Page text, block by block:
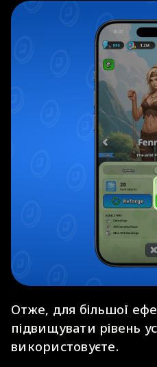
Отже, для більшої
підвищувати рівень
використовуєте.